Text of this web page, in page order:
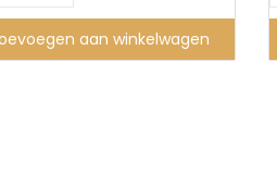
aan winkelwagen